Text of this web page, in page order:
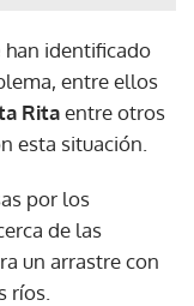
han identificado
entre ellos
Ritaentre otros
esta situación.
por los
de las
un arrastre con
ríos.